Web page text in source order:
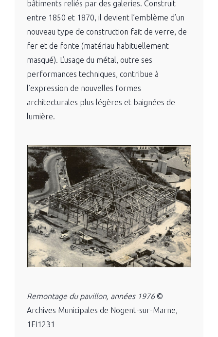
bâtiments reliés par des galeries. Construit
entre 1850 et 1870, il devient l’emblème d’un
nouveau type de construction fait de verre, de
fer et de fonte (matériau habituellement
masqué). L’usage du métal, outre ses
performances techniques, contribue à
l’expression de nouvelles formes
architecturales plus légères et baignées de
lumière.
Remontage du pavillon, années 1976©
Archives Municipales de Nogent-sur-Marne,
1FI1231